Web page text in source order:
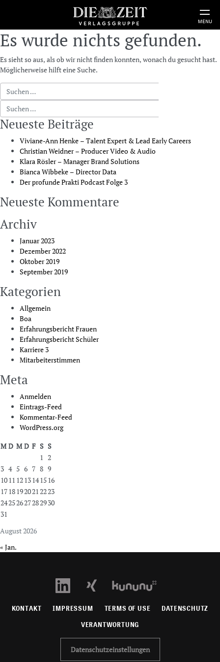
MENU
Es wurde nichts gefunden.
Es sieht so aus, als ob wir nicht finden konnten, wonach du gesucht hast.
Möglicherweise hilft eine Suche.
Suche nach:
Suche nach:
Neueste Beiträge
Viviane-Ann Henke – Talent Expert & Lead Early Careers
Christian Weidner – Producer Video & Audio
Klara Rösler – Manager Brand Solutions
Bianca Wibbeke – Director Data
Der profunde Prakti Podcast Folge 3
Neueste Kommentare
Archiv
Januar 2023
Dezember 2022
Oktober 2019
September 2019
Kategorien
Allgemein
Boa
Erfahrungsbericht Frauen
Erfahrungsbericht Schüler
Karriere 3
Mitarbeiterstimmen
Meta
Anmelden
Eintrags-Feed
Kommentar-Feed
WordPress.org
August 2026
M D M D F S S
1 2
3 4 5 6 7 8 9
1011 1213141516
17181920212223
24252627282930
31
« Jan.
KONTAKT IMPRESSUM TERMS OF USE DATENSCHUTZ
VERANTWORTUNG
Datenschutzeinstellungen